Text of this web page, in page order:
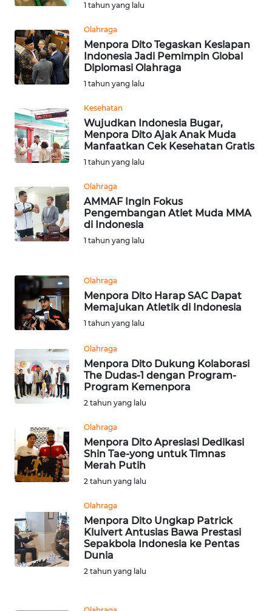
1 tahun yang lalu
Olahraga
Menpora Dito Tegaskan Kesiapan
Indonesia Jadi Pemimpin Global
Diplomasi Olahraga
1 tahun yang lalu
Kesehatan
Wujudkan Indonesia Bugar,
Menpora Dito Ajak Anak Muda
Manfaatkan Cek Kesehatan Gratis
1 tahun yang lalu
Olahraga
AMMAF Ingin Fokus
Pengembangan Atlet Muda MMA
di Indonesia
1 tahun yang lalu
Olahraga
Menpora Dito Harap SAC Dapat
Memajukan Atletik di Indonesia
1 tahun yang lalu
Olahraga
Menpora Dito Dukung Kolaborasi
The Dudas-1 dengan Program-
Program Kemenpora
2 tahun yang lalu
Olahraga
Menpora Dito Apresiasi Dedikasi
Shin Tae-yong untuk Timnas
Merah Putih
2 tahun yang lalu
Olahraga
Menpora Dito Ungkap Patrick
Kluivert Antusias Bawa Prestasi
Sepakbola Indonesia ke Pentas
Dunia
2 tahun yang lalu
WN
WN
SULBAR
BABEL
WN
SUMBAR
SUMSEL
WN
BENGKULU
WN
LAMPUNG
WN
JATENG
WN
NUSANTARA
WN
JATIM
BALI
WN
KALBAR